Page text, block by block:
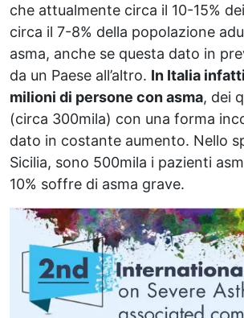
che attualmente circa il 10-15%
circa il 7-8% della popolazione
asma, anche se questa dato in
da un Paese all’altro. In Italia
milioni di persone con asma, dei
(circa 300mila) con una forma
dato in costante aumento. Nello
Sicilia, sono 500mila i pazienti
10% soffre di asma grave.